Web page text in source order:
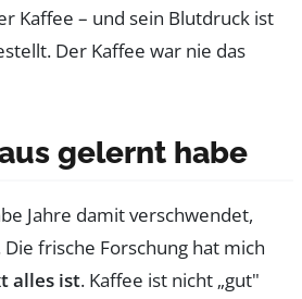
Kaffee – und sein Blutdruck ist
Der Kaffee war nie das
gelernt habe
Jahre damit verschwendet,
frische Forschung hat mich
alles ist. Kaffee ist nicht „gut"